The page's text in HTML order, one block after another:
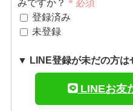
みですか？ ＊必須
登録済み
未登録
▼ LINE登録が未だの方は
LINEお友